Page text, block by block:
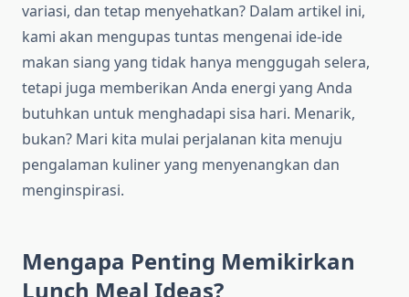
variasi, dan tetap menyehatkan? Dalam artikel ini,
kami akan mengupas tuntas mengenai ide-ide
makan siang yang tidak hanya menggugah selera,
tetapi juga memberikan Anda energi yang Anda
butuhkan untuk menghadapi sisa hari. Menarik,
bukan? Mari kita mulai perjalanan kita menuju
pengalaman kuliner yang menyenangkan dan
menginspirasi.
Mengapa Penting Memikirkan
Lunch Meal Ideas?